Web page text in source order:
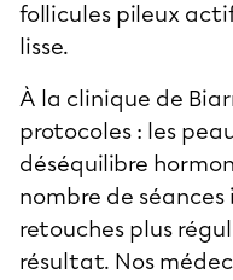
follicules pileux
lisse.
À la clinique de
protocoles : les
déséquilibre
nombre de
retouches plus
résultat. Nos